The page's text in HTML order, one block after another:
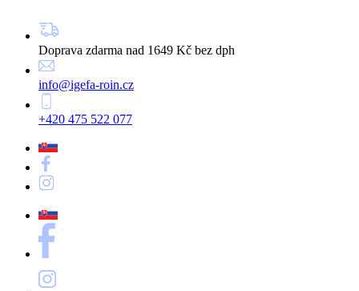
Doprava zdarma nad 1649 Kč bez dph
info@igefa-roin.cz
+420 475 522 077